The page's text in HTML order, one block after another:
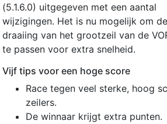
(5.1.6.0) uitgegeven met een aantal
wijzigingen. Het is nu mogelijk om de
draaiing van het grootzeil van de
te passen voor extra snelheid.
Vijf tips voor een hoge score
Race tegen veel sterke, hoog
zeilers.
De winnaar krijgt extra punten.